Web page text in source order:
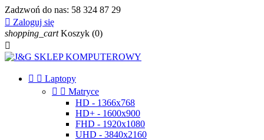
Zadzwoń do nas: 58 324 87 29
 Zaloguj się
shopping_cart Koszyk (0)

  Laptopy
  Matryce
HD - 1366x768
HD+ - 1600x900
FHD - 1920x1080
UHD - 3840x2160